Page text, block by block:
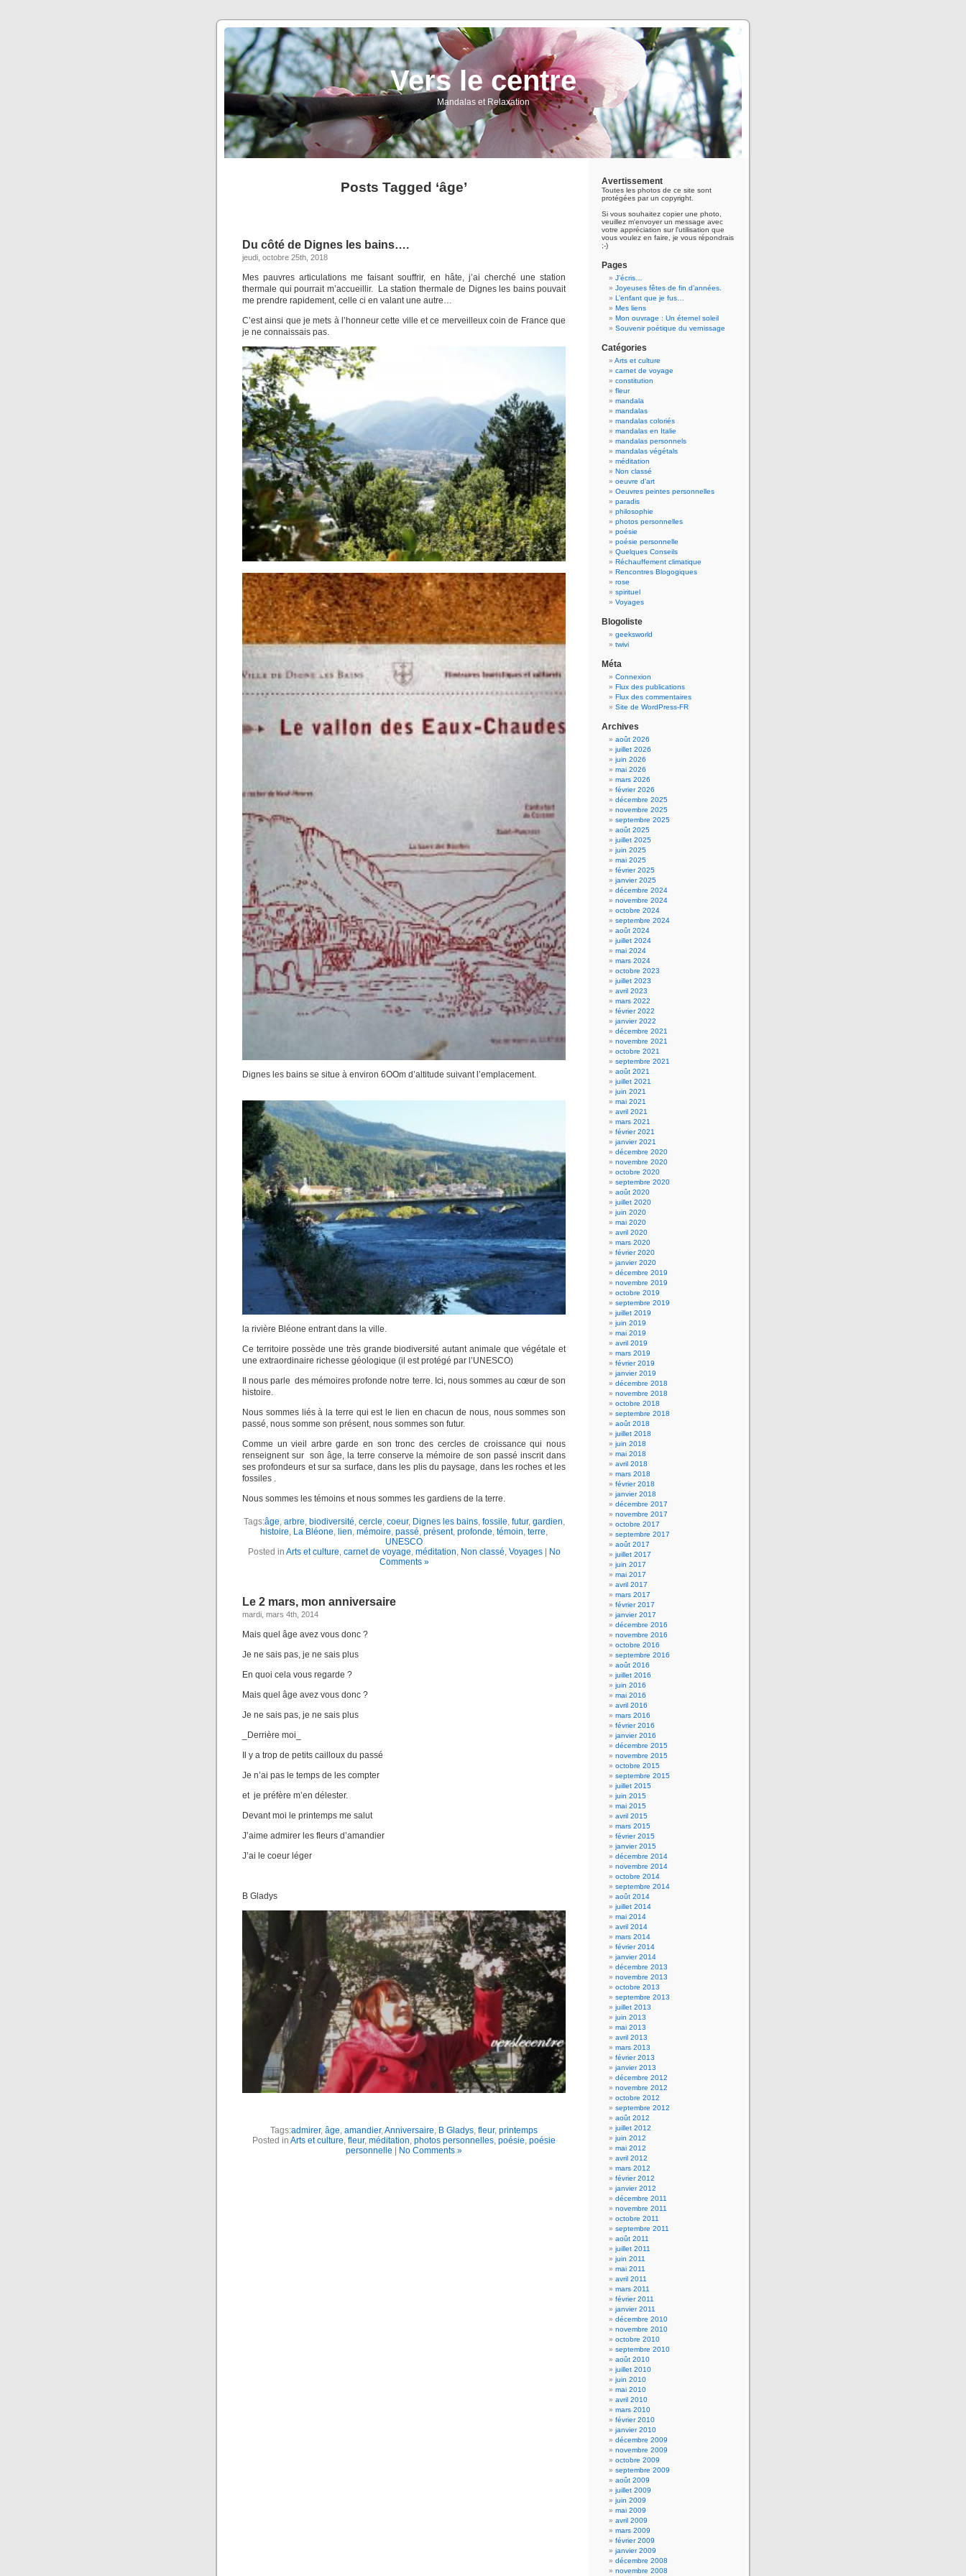
Vers le centre
Mandalas et Relaxation
Posts Tagged ‘âge’
Du côté de Dignes les bains….
jeudi, octobre 25th, 2018
Mes pauvres articulations me faisant souffrir, en hâte, j’ai cherché une station
thermale qui pourrait m’accueillir. La station thermale de Dignes les bains pouvait
me prendre rapidement, celle ci en valant une autre…
C’est ainsi que je mets à l’honneur cette ville et ce merveilleux coin de France que
je ne connaissais pas.
Dignes les bains se situe à environ 6OOm d’altitude suivant l’emplacement.
la rivière Bléone entrant dans la ville.
Ce territoire possède une très grande biodiversité autant animale que végétale et
une extraordinaire richesse géologique (il est protégé par l’UNESCO)
Il nous parle des mémoires profonde notre terre. Ici, nous sommes au cœur de son
histoire.
Nous sommes liés à la terre qui est le lien en chacun de nous, nous sommes son
passé, nous somme son présent, nous sommes son futur.
Comme un vieil arbre garde en son tronc des cercles de croissance qui nous
renseignent sur son âge, la terre conserve la mémoire de son passé inscrit dans
ses profondeurs et sur sa surface, dans les plis du paysage, dans les roches et les
fossiles .
Nous sommes les témoins et nous sommes les gardiens de la terre.
Tags:âge, arbre, biodiversité, cercle, coeur, Dignes les bains, fossile, futur, gardien,
histoire, La Bléone, lien, mémoire, passé, présent, profonde, témoin, terre,
UNESCO
Posted in Arts et culture, carnet de voyage, méditation, Non classé, Voyages|
No
Comments »
Le 2 mars, mon anniversaire
mardi, mars 4th, 2014
Mais quel âge avez vous donc ?
Je ne sais pas, je ne sais plus
En quoi cela vous regarde ?
Mais quel âge avez vous donc ?
Je ne sais pas, je ne sais plus
_Derrière moi_
Il y a trop de petits cailloux du passé
Je n’ai pas le temps de les compter
et je préfère m’en délester.
Devant moi le printemps me salut
J’aime admirer les fleurs d’amandier
J’ai le coeur léger
B Gladys
Tags:admirer, âge, amandier,Anniversaire, B Gladys, fleur, printemps
Posted in Arts et culture, fleur, méditation, photos personnelles, poésie, poésie
personnelle | No Comments »
Avertissement
Toutes les photos de ce site sont
protégées par un copyright.
Si vous souhaitez copier une photo,
veuillez m'envoyer un message avec
votre appréciation sur l'utilisation que
vous voulez en faire, je vous répondrais
;-)
Pages
J’écris…
Joyeuses fêtes de fin d’années.
L’enfant que je fus…
Mes liens
Mon ouvrage : Un éternel soleil
Souvenir poétique du vernissage
Catégories
Arts et culture
carnet de voyage
constitution
fleur
mandala
mandalas
mandalas coloriés
mandalas en Italie
mandalas personnels
mandalas végétals
méditation
Non classé
oeuvre d'art
Oeuvres peintes personnelles
paradis
philosophie
photos personnelles
poésie
poésie personnelle
Quelques Conseils
Réchauffement climatique
Rencontres Blogogiques
rose
spirituel
Voyages
Blogoliste
geeksworld
twivi
Méta
Connexion
Flux des publications
Flux des commentaires
Site de WordPress-FR
Archives
août 2026
juillet 2026
juin 2026
mai 2026
mars 2026
février 2026
décembre 2025
novembre 2025
septembre 2025
août 2025
juillet 2025
juin 2025
mai 2025
février 2025
janvier 2025
décembre 2024
novembre 2024
octobre 2024
septembre 2024
août 2024
juillet 2024
mai 2024
mars 2024
octobre 2023
juillet 2023
avril 2023
mars 2022
février 2022
janvier 2022
décembre 2021
novembre 2021
octobre 2021
septembre 2021
août 2021
juillet 2021
juin 2021
mai 2021
avril 2021
mars 2021
février 2021
janvier 2021
décembre 2020
novembre 2020
octobre 2020
septembre 2020
août 2020
juillet 2020
juin 2020
mai 2020
avril 2020
mars 2020
février 2020
janvier 2020
décembre 2019
novembre 2019
octobre 2019
septembre 2019
juillet 2019
juin 2019
mai 2019
avril 2019
mars 2019
février 2019
janvier 2019
décembre 2018
novembre 2018
octobre 2018
septembre 2018
août 2018
juillet 2018
juin 2018
mai 2018
avril 2018
mars 2018
février 2018
janvier 2018
décembre 2017
novembre 2017
octobre 2017
septembre 2017
août 2017
juillet 2017
juin 2017
mai 2017
avril 2017
mars 2017
février 2017
janvier 2017
décembre 2016
novembre 2016
octobre 2016
septembre 2016
août 2016
juillet 2016
juin 2016
mai 2016
avril 2016
mars 2016
février 2016
janvier 2016
décembre 2015
novembre 2015
octobre 2015
septembre 2015
juillet 2015
juin 2015
mai 2015
avril 2015
mars 2015
février 2015
janvier 2015
décembre 2014
novembre 2014
octobre 2014
septembre 2014
août 2014
juillet 2014
mai 2014
avril 2014
mars 2014
février 2014
janvier 2014
décembre 2013
novembre 2013
octobre 2013
septembre 2013
juillet 2013
juin 2013
mai 2013
avril 2013
mars 2013
février 2013
janvier 2013
décembre 2012
novembre 2012
octobre 2012
septembre 2012
août 2012
juillet 2012
juin 2012
mai 2012
avril 2012
mars 2012
février 2012
janvier 2012
décembre 2011
novembre 2011
octobre 2011
septembre 2011
août 2011
juillet 2011
juin 2011
mai 2011
avril 2011
mars 2011
février 2011
janvier 2011
décembre 2010
novembre 2010
octobre 2010
septembre 2010
août 2010
juillet 2010
juin 2010
mai 2010
avril 2010
mars 2010
février 2010
janvier 2010
décembre 2009
novembre 2009
octobre 2009
septembre 2009
août 2009
juillet 2009
juin 2009
mai 2009
avril 2009
mars 2009
février 2009
janvier 2009
décembre 2008
novembre 2008